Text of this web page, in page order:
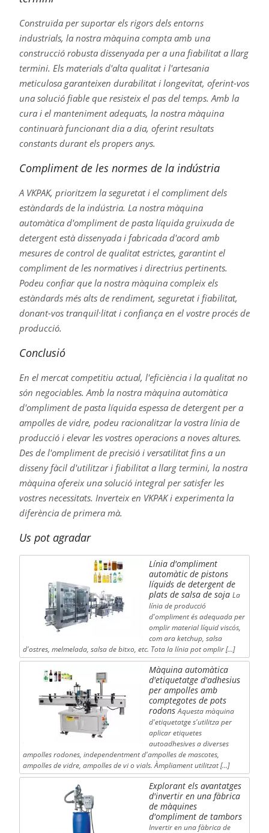
Construïda per suportar els rigors dels entorns
industrials, la nostra màquina compta amb una
construcció robusta dissenyada per a una fiabilitat a llarg
termini. Els materials d'alta qualitat i l'artesania
meticulosa garanteixen durabilitat i longevitat, oferint-vos
una solució fiable que resisteix el pas del temps. Amb la
cura i el manteniment adequats, la nostra màquina
continuarà funcionant dia a dia, oferint resultats
constants durant els propers anys.
Compliment de les normes de la indústria
A VKPAK, prioritzem la seguretat i el compliment dels
estàndards de la indústria. La nostra màquina
automàtica d'ompliment de pasta líquida gruixuda de
detergent està dissenyada i fabricada d'acord amb
mesures de control de qualitat estrictes, garantint el
compliment de les normatives i directrius pertinents.
Podeu confiar que la nostra màquina compleix els
estàndards més alts de rendiment, seguretat i fiabilitat,
donant-vos tranquil·litat i confiança en el vostre procés de
producció.
Conclusió
En el mercat competitiu actual, l'eficiència i la qualitat no
són negociables. Amb la nostra màquina automàtica
d'ompliment de pasta líquida espessa de detergent per a
ampolles de vidre, podeu racionalitzar la vostra línia de
producció i elevar les vostres operacions a noves altures.
Des de l'ompliment de precisió i versatilitat fins a un
disseny fàcil d'utilitzar i fiabilitat a llarg termini, la nostra
màquina ofereix una solució integral per satisfer les
vostres necessitats. Inverteix en VKPAK i experimenta la
diferència de primera mà.
Us pot agradar
Línia d'ompliment
automàtic de pistons
líquids de detergent de
plats de salsa de soja La
línia de producció
d'ompliment és adequada per
omplir material líquid viscós,
com ara ketchup, salsa
d'ostres, melmelada, salsa de bitxo, etc. Tota la línia pot omplir […]
Màquina automàtica
d'etiquetatge d'adhesius
per ampolles amb
comptegotes de pots
rodons Aquesta màquina
d'etiquetatge s'utilitza per
aplicar etiquetes
autoadhesives a diverses
ampolles rodones, independentment d'ampolles de mascotes,
ampolles de vidre, ampolles de vi o vials. Àmpliament utilitzat […]
Explorant els avantatges
d'invertir en una fàbrica
de màquines
d'ompliment de tambors
Invertir en una fàbrica de